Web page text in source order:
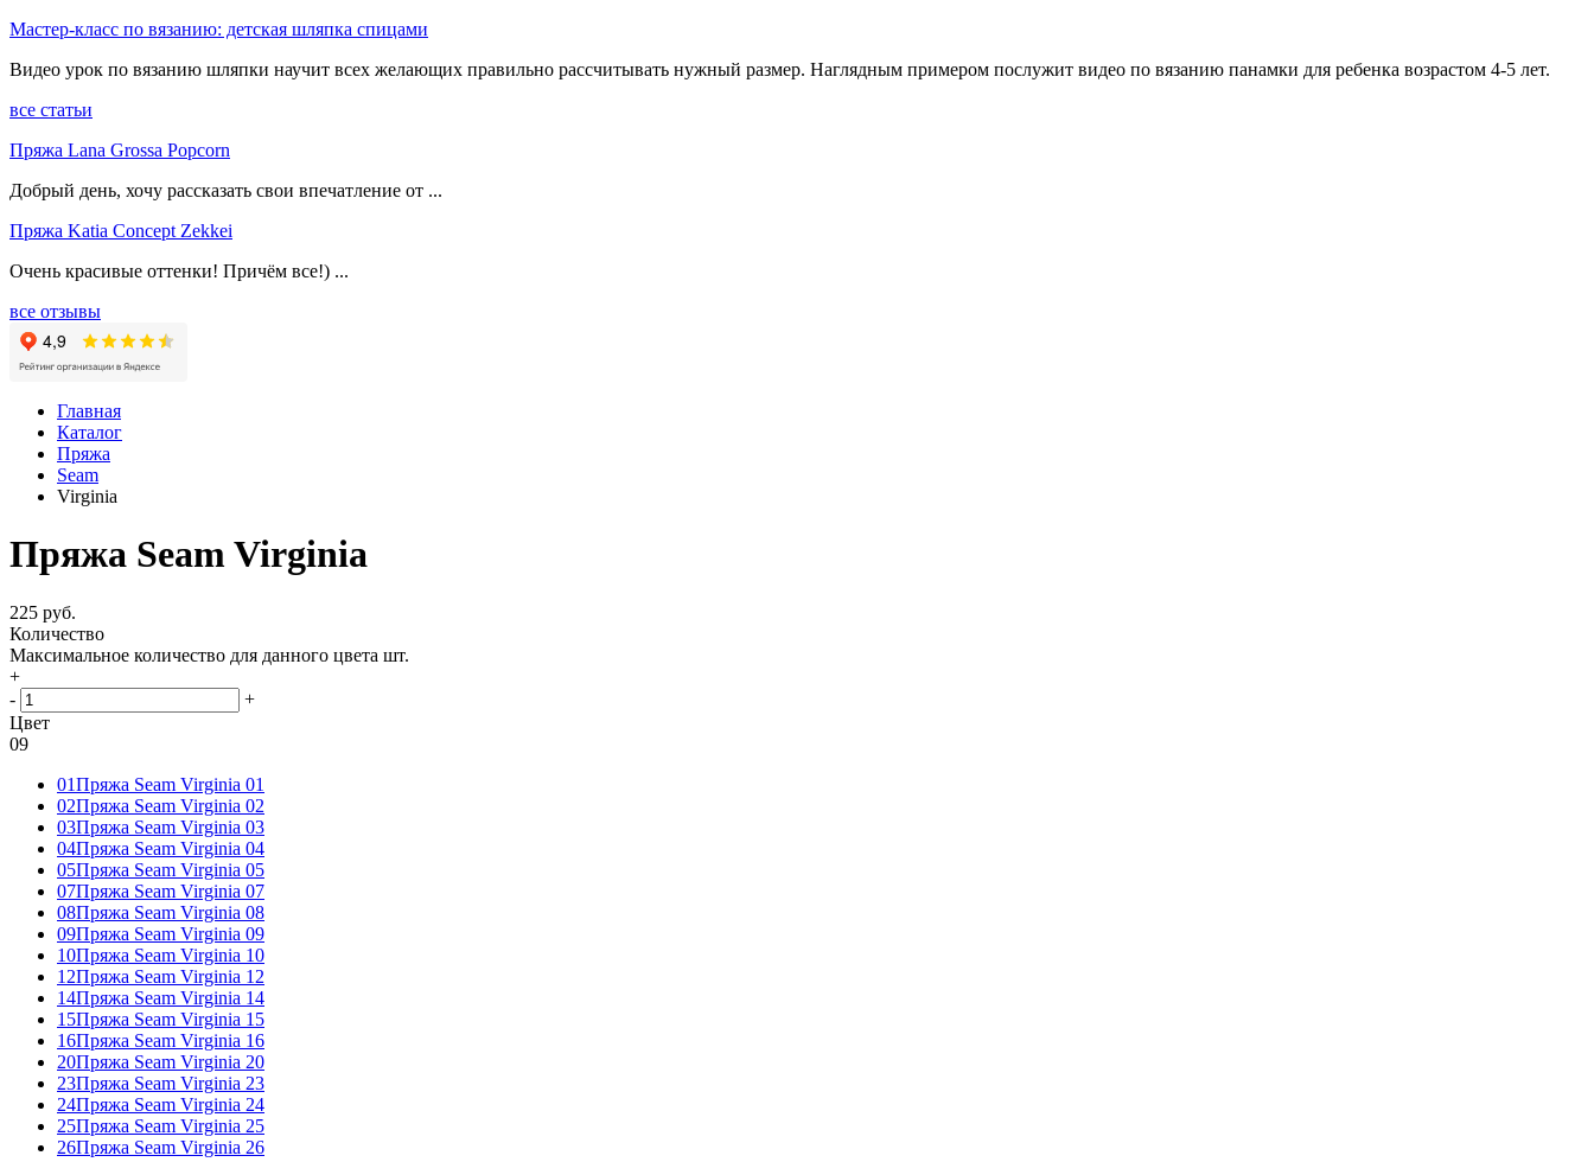
Мастер-класс по вязанию: детская шляпка спицами
Видео урок по вязанию шляпки научит всех желающих правильно рассчитывать нужный размер. Наглядным примером послужит видео по вязанию панамки для ребенка возрастом 4-5 лет.
все статьи
Пряжа Lana Grossa Popcorn
Добрый день, хочу рассказать свои впечатление от ...
Пряжа Katia Concept Zekkei
Очень красивые оттенки! Причём все!) ...
все отзывы
Главная
Каталог
Пряжа
Seam
Virginia
Пряжа Seam Virginia
225 руб.
Количество
Максимальное количество для данного цвета шт.
+
-
+
Цвет
09
01Пряжа Seam Virginia 01
02Пряжа Seam Virginia 02
03Пряжа Seam Virginia 03
04Пряжа Seam Virginia 04
05Пряжа Seam Virginia 05
07Пряжа Seam Virginia 07
08Пряжа Seam Virginia 08
09Пряжа Seam Virginia 09
10Пряжа Seam Virginia 10
12Пряжа Seam Virginia 12
14Пряжа Seam Virginia 14
15Пряжа Seam Virginia 15
16Пряжа Seam Virginia 16
20Пряжа Seam Virginia 20
23Пряжа Seam Virginia 23
24Пряжа Seam Virginia 24
25Пряжа Seam Virginia 25
26Пряжа Seam Virginia 26